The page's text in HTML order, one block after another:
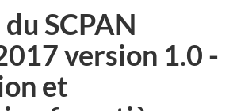
SCPAN
version 1.0 -
et